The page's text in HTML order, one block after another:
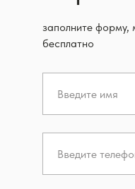
заполните форму,
бесплатно